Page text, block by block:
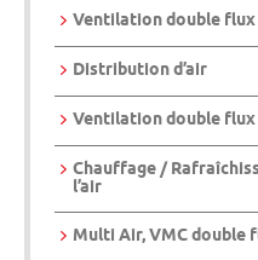
Ventilation double
Distribution d’air
Ventilation double
Chauffage /
l’air
Multi Air, VMC double